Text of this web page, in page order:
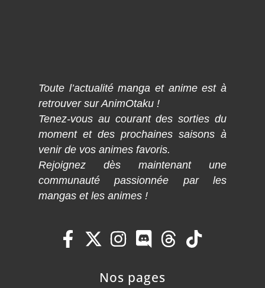
Toute l’actualité manga et anime est à
retrouver sur AnimOtaku !
Tenez-vous au courant des sorties du
moment et des prochaines saisons à
venir de vos animes favoris.
Rejoignez dès maintenant une
communauté passionnée par les
mangas et les animes !
Nos pages